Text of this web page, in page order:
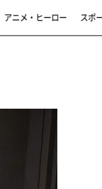
アニメ・ヒーロー スポ